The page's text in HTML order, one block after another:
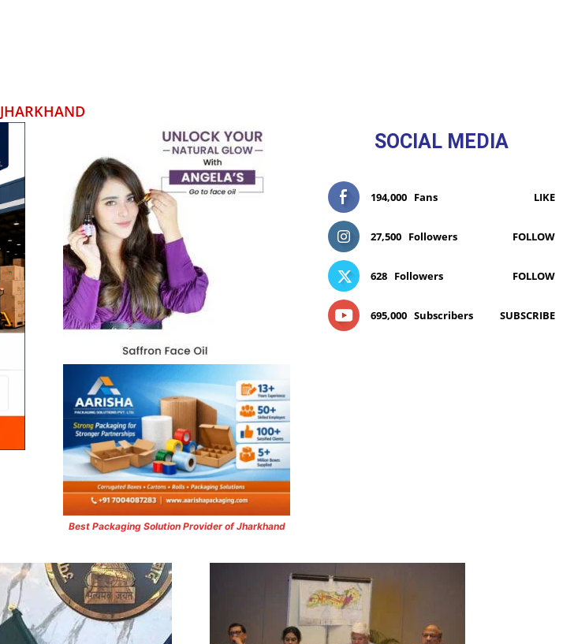
JHARKHAND
Best Packaging Solution Provider of Jharkhand
SOCIAL MEDIA
194,000 Fans LIKE
27,500 Followers FOLLOW
628 Followers FOLLOW
695,000 Subscribers SUBSCRIBE